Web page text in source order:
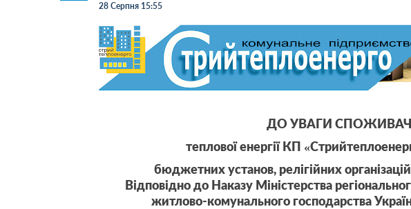
28 Серпня 15:55
ДО УВАГИ
теплової енергії КП
бюджетних установ, релігійних
Відповідно до Наказу Міністерства
житлово-комунального господарства